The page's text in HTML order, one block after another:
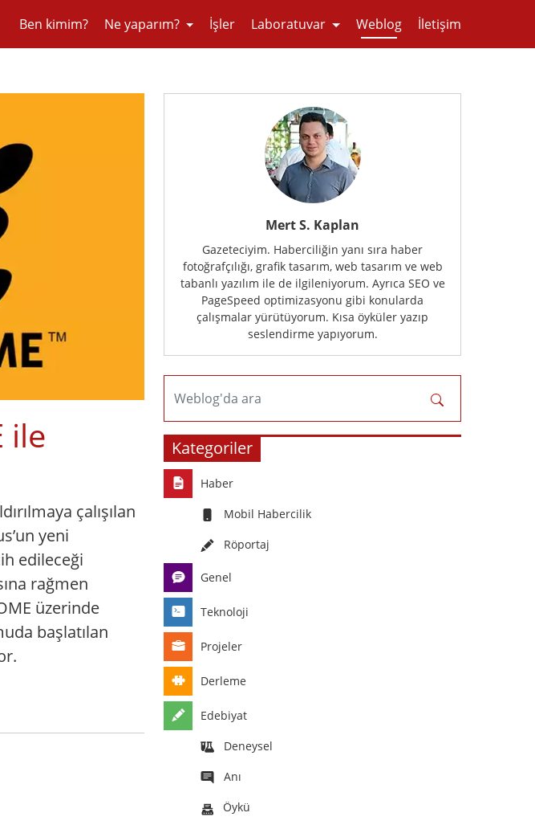
Ben kimim? Ne yaparım? İşler Laboratuvar Weblog İletişim
ile
çalışılan
yeni
edileceği
rağmen
üzerinde
başlatılan
Mert S. Kaplan
Gazeteciyim. Haberciliğin yanı sıra haber
fotoğrafçılığı, grafik tasarım, web tasarım ve web
tabanlı yazılım ile de ilgileniyorum. Ayrıca SEO ve
PageSpeed optimizasyonu gibi konularda
çalışmalar yürütüyorum. Kısa öyküler yazıp
seslendirme yapıyorum.
Weblog'da ara
Kategoriler
Haber
Mobil Habercilik
Röportaj
Genel
Teknoloji
Projeler
Derleme
Edebiyat
Deneysel
Anı
Öykü